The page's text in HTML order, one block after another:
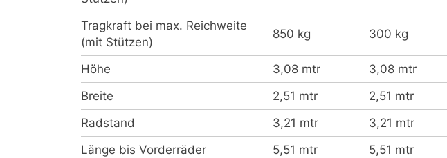
Tragkraft bei max. Reichweite
(mit Stützen)
850 kg 300 kg
Höhe 3,08 mtr
3,08 mtr
Breite
2,51 mtr
2,51 mtr
Radstand
3,21 mtr
3,21 mtr
Länge bis Vorderräder
5,51 mtr
5,51 mtr